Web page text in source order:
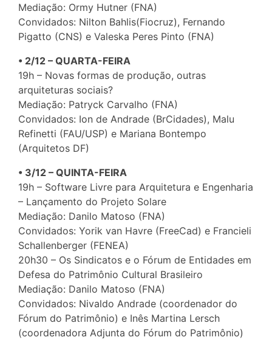
Mediação: Ormy Hutner (FNA)
Convidados: Nilton Bahlis(Fiocruz), Fernando
Pigatto (CNS) e Valeska Peres Pinto (FNA)
• 2/12 – QUARTA-FEIRA
19h – Novas formas de produção, outras
arquiteturas sociais?
Mediação: Patryck Carvalho (FNA)
Convidados: Ion de Andrade (BrCidades), Malu
Refinetti (FAU/USP) e Mariana Bontempo
(Arquitetos DF)
• 3/12 – QUINTA-FEIRA
19h – Software Livre para Arquitetura e Engenharia
– Lançamento do Projeto Solare
Mediação: Danilo Matoso (FNA)
Convidados: Yorik van Havre (FreeCad) e Francieli
Schallenberger (FENEA)
20h30 – Os Sindicatos e o Fórum de Entidades em
Defesa do Patrimônio Cultural Brasileiro
Mediação: Danilo Matoso (FNA)
Convidados: Nivaldo Andrade (coordenador do
Fórum do Patrimônio) e Inês Martina Lersch
(coordenadora Adjunta do Fórum do Patrimônio)